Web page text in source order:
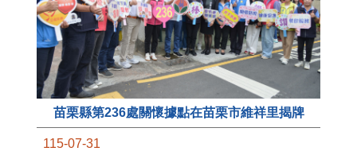
苗栗縣第236處關懷據點在苗栗市維祥里揭牌
115-07-31